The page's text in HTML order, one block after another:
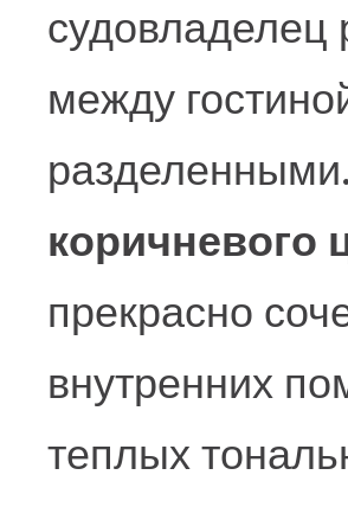
судовладелец
между
коричневого
прекрасно
внутренних
теплых